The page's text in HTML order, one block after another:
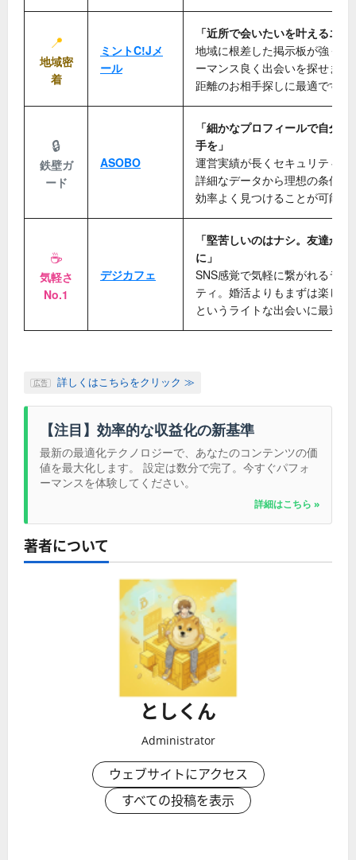
📍
地域密
着
ミントC!Jメ
ール
「近所で会いたいを叶えるエ
地域に根差した掲示板が強く、
ーマンス良く出会いを探せます
距離のお相手探しに最適です。
🔒
鉄壁ガ
ード
ASOBO
「細かなプロフィールで自分
手を」
運営実績が長くセキュリティが
詳細なデータから理想の条件に
効率よく見つけることが可能で
☕
気軽さ
No.1
デジカフェ
「堅苦しいのはナシ。友達か
に」
SNS感覚で気軽に繋がれるライ
ティ。婚活よりもまずは楽しく
というライトな出会いに最適。
広告 詳しくはこちらをクリック ≫
【注目】効率的な収益化の新基準
最新の最適化テクノロジーで、あなたのコンテンツの価
値を最大化します。 設定は数分で完了。今すぐパフォ
ーマンスを体験してください。
詳細はこちら »
著者について
としくん
Administrator
ウェブサイトにアクセス
すべての投稿を表示